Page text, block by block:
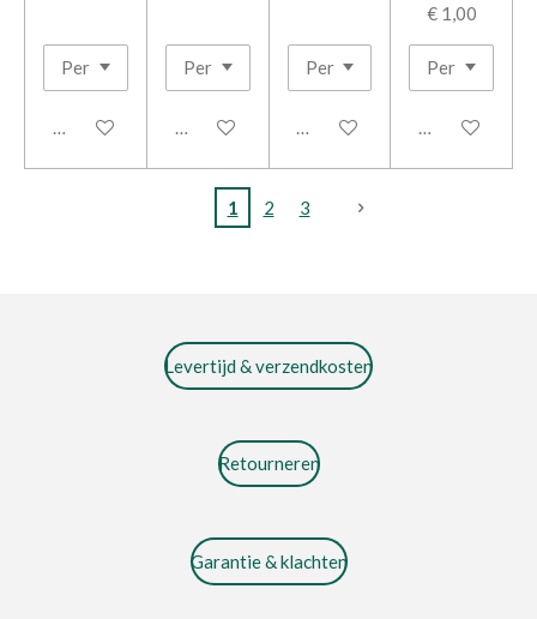
In winkelwagen In winkelwagen In winkelwagen
€ 1,00
In
1 2 3
Levertijd & verzendkosten
Retourneren
Garantie & klachten